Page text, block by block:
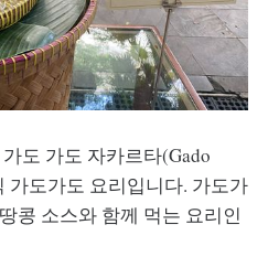
도 가도 자카르타(Gado
가도가도 요리입니다. 가도가
콩 소스와 함께 먹는 요리인